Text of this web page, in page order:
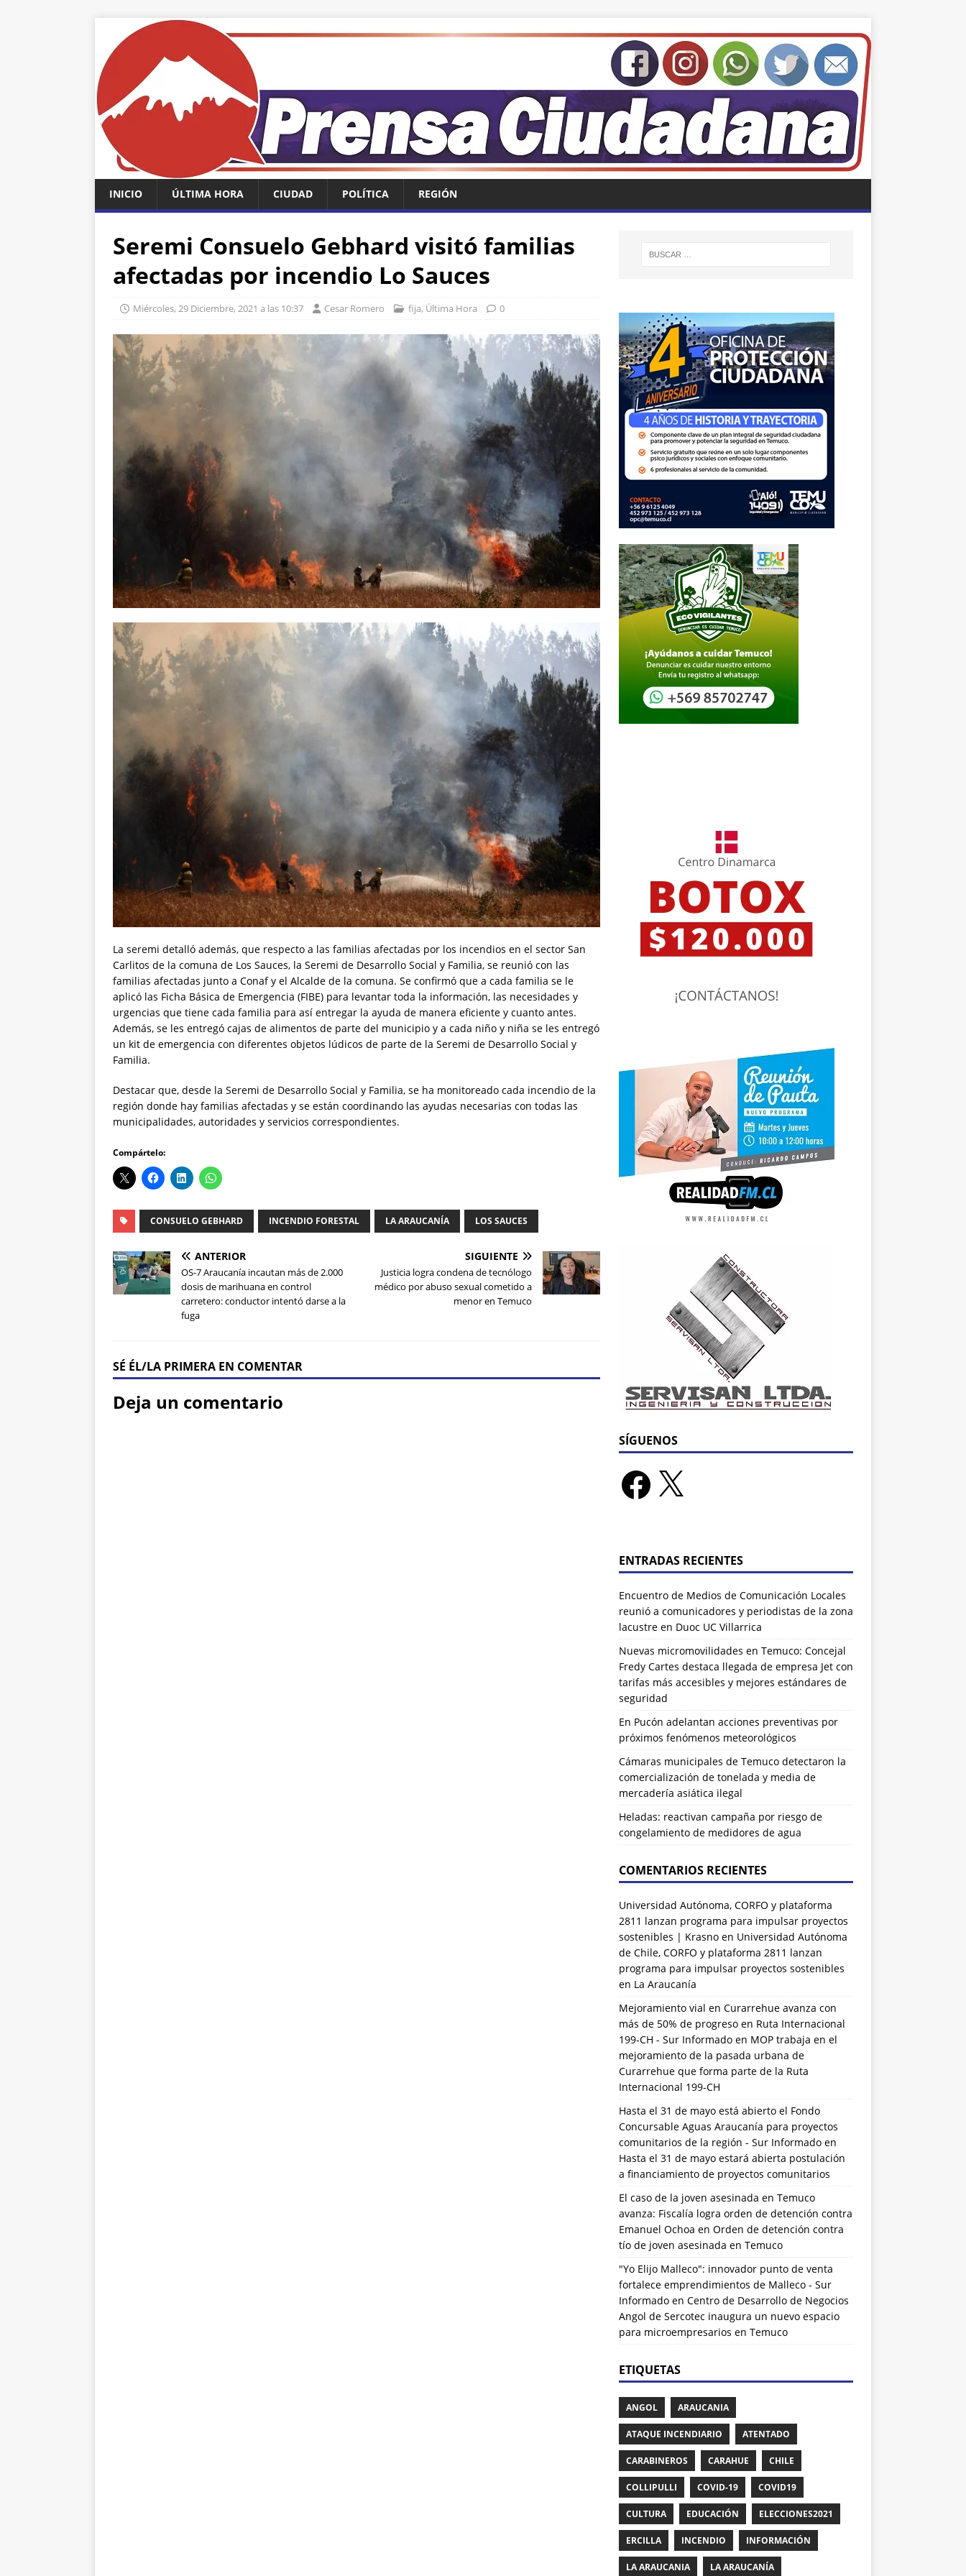
INICIO ÚLTIMA HORA CIUDAD POLÍTICA REGIÓN
Seremi Consuelo Gebhard visitó familias
afectadas por incendio Lo Sauces
Miércoles, 29 Diciembre, 2021 a las 10:37 Cesar Romero fija, Última Hora 0
La seremi detalló además, que respecto a las familias afectadas por los incendios en el sector San
Carlitos de la comuna de Los Sauces, la Seremi de Desarrollo Social y Familia, se reunió con las
familias afectadas junto a Conaf y el Alcalde de la comuna. Se confirmó que a cada familia se le
aplicó las Ficha Básica de Emergencia (FIBE) para levantar toda la información, las necesidades y
urgencias que tiene cada familia para así entregar la ayuda de manera eficiente y cuanto antes.
Además, se les entregó cajas de alimentos de parte del municipio y a cada niño y niña se les entregó
un kit de emergencia con diferentes objetos lúdicos de parte de la Seremi de Desarrollo Social y
Familia.
Destacar que, desde la Seremi de Desarrollo Social y Familia, se ha monitoreado cada incendio de la
región donde hay familias afectadas y se están coordinando las ayudas necesarias con todas las
municipalidades, autoridades y servicios correspondientes.
Compártelo:
CONSUELO GEBHARD INCENDIO FORESTAL LA ARAUCANÍA LOS SAUCES
ANTERIOR
OS-7 Araucanía incautan más de 2.000
dosis de marihuana en control
carretero: conductor intentó darse a la
fuga
SIGUIENTE
Justicia logra condena de tecnólogo
médico por abuso sexual cometido a
menor en Temuco
SÉ ÉL/LA PRIMERA EN COMENTAR
Deja un comentario
SÍGUENOS
ENTRADAS RECIENTES
Encuentro de Medios de Comunicación Locales
reunió a comunicadores y periodistas de la zona
lacustre en Duoc UC Villarrica
Nuevas micromovilidades en Temuco: Concejal
Fredy Cartes destaca llegada de empresa Jet con
tarifas más accesibles y mejores estándares de
seguridad
En Pucón adelantan acciones preventivas por
próximos fenómenos meteorológicos
Cámaras municipales de Temuco detectaron la
comercialización de tonelada y media de
mercadería asiática ilegal
Heladas: reactivan campaña por riesgo de
congelamiento de medidores de agua
COMENTARIOS RECIENTES
Universidad Autónoma, CORFO y plataforma
2811 lanzan programa para impulsar proyectos
sostenibles | Krasnoen Universidad Autónoma
de Chile, CORFO y plataforma 2811 lanzan
programa para impulsar proyectos sostenibles
en La Araucanía
Mejoramiento vial en Curarrehue avanza con
más de 50% de progreso en Ruta Internacional
199-CH - Sur Informadoen MOP trabaja en el
mejoramiento de la pasada urbana de
Curarrehue que forma parte de la Ruta
Internacional 199-CH
Hasta el 31 de mayo está abierto el Fondo
Concursable Aguas Araucanía para proyectos
comunitarios de la región - Sur Informadoen
Hasta el 31 de mayo estará abierta postulación
a financiamiento de proyectos comunitarios
El caso de la joven asesinada en Temuco
avanza: Fiscalía logra orden de detención contra
Emanuel Ochoa en Orden de detención contra
tío de joven asesinada en Temuco
"Yo Elijo Malleco": innovador punto de venta
fortalece emprendimientos de Malleco - Sur
Informadoen Centro de Desarrollo de Negocios
Angol de Sercotec inaugura un nuevo espacio
para microempresarios en Temuco
ETIQUETAS
ANGOL ARAUCANIA
ATAQUE INCENDIARIO ATENTADO
CARABINEROS CARAHUE CHILE
COLLIPULLI COVID-19 COVID19
CULTURA EDUCACIÓN ELECCIONES2021
ERCILLA INCENDIO INFORMACIÓN
LA ARAUCANIA LA ARAUCANÍA